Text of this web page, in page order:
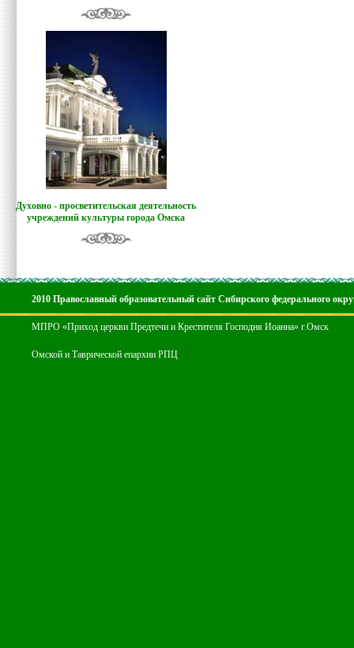
Духовно - просветительская деятельность
учреждений культуры города Омска
2010 Православный образовательный сайт Сибирского федерального
МПРО «Приход церкви Предтечи и Крестителя Господня Иоанна» г.Омск
Омской и Таврической епархии РПЦ